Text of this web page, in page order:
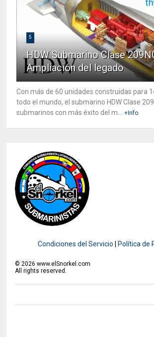
5
HDW Submarino Clase
Ampliación del legado
Con más de 60 unidades construidas para
todo el mundo, el submarino HDW Clase
submarinos con más éxito del m...
+Info
Condiciones del Servicio Política de
© 2026 www.elSnorkel.com
All rights reserved.